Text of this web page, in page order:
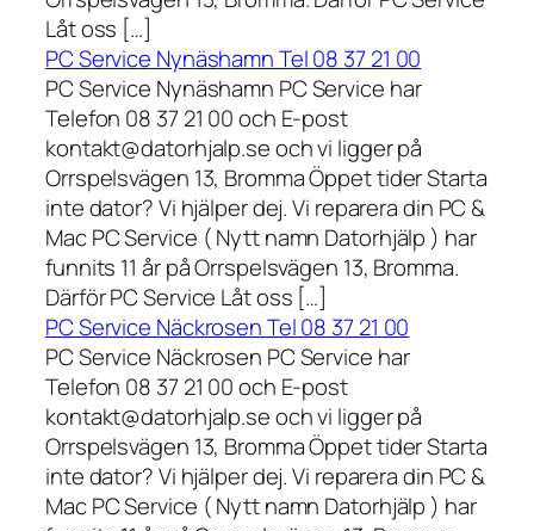
Låt oss […]
PC Service Nynäshamn Tel 08 37 21 00
PC Service Nynäshamn PC Service har
Telefon 08 37 21 00 och E-post
kontakt@datorhjalp.se och vi ligger på
Orrspelsvägen 13, Bromma Öppet tider Starta
inte dator? Vi hjälper dej. Vi reparera din PC &
Mac PC Service ( Nytt namn Datorhjälp ) har
funnits 11 år på Orrspelsvägen 13, Bromma.
Därför PC Service Låt oss […]
PC Service Näckrosen Tel 08 37 21 00
PC Service Näckrosen PC Service har
Telefon 08 37 21 00 och E-post
kontakt@datorhjalp.se och vi ligger på
Orrspelsvägen 13, Bromma Öppet tider Starta
inte dator? Vi hjälper dej. Vi reparera din PC &
Mac PC Service ( Nytt namn Datorhjälp ) har